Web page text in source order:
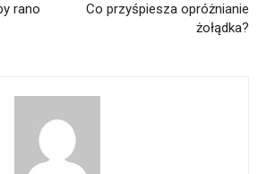
rano
Co przyśpiesza opróżnianie
żołądka?